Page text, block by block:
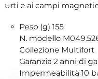
urti e ai campi
Peso (g) 155
N. modello
Collezione Multifort
Garanzia 2 anni di
Impermeabilità 10